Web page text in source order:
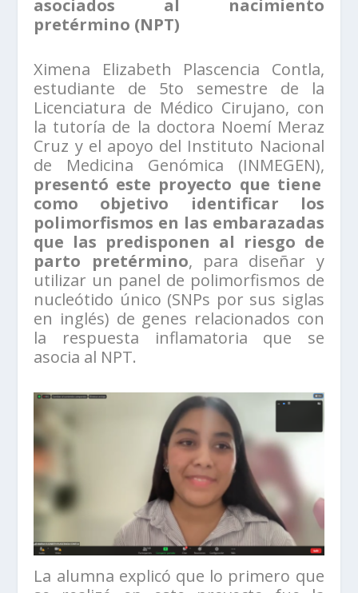
asociados al nacimiento
pretérmino (NPT)
Ximena Elizabeth Plascencia Contla,
estudiante de 5to semestre de la
Licenciatura de Médico Cirujano, con
la tutoría de la doctora Noemí Meraz
Cruz y el apoyo del Instituto Nacional
de Medicina Genómica (INMEGEN),
presentó este proyecto que tiene
como objetivo identificar los
polimorfismos en las embarazadas
que las predisponen al riesgo de
parto pretérmino, para diseñar y
utilizar un panel de polimorfismos de
nucleótido único (SNPs por sus siglas
en inglés) de genes relacionados con
la respuesta inflamatoria que se
asocia al NPT.
La alumna explicó que lo primero que